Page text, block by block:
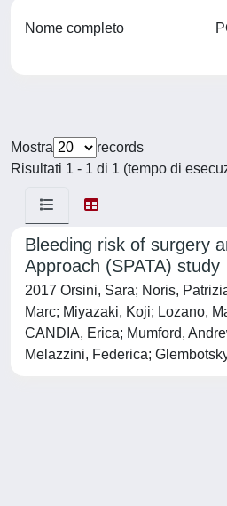
Nome completo
Mostra
records
Risultati 1 - 1 di 1 (tempo di
Bleeding risk of surgery
Approach (SPATA) study
2017 Orsini, Sara; Noris,
Marc; Miyazaki, Koji; Lozano,
CANDIA, Erica; Mumford,
Melazzini, Federica;